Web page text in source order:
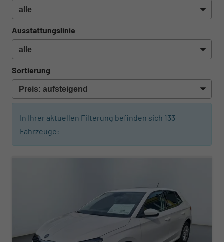
Ausstattungslinie
Sortierung
In Ihrer aktuellen Filterung befinden sich 133
Fahrzeuge: